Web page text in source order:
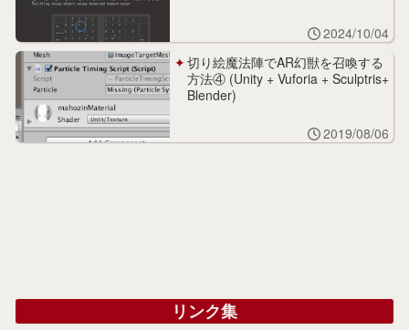
2024/10/04
切り絵魔法陣でAR幻獣を召喚する
方法④ (Unity + Vuforia + Sculptris+
Blender)
2019/08/06
リンク集